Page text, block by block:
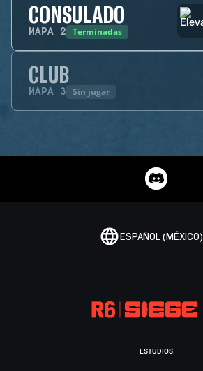
CONSULADO
MAPA 2 Terminadas
CLUB
MAPA 3 Sin jugar
ESPAÑOL (MÉXICO)
ESTUDIOS